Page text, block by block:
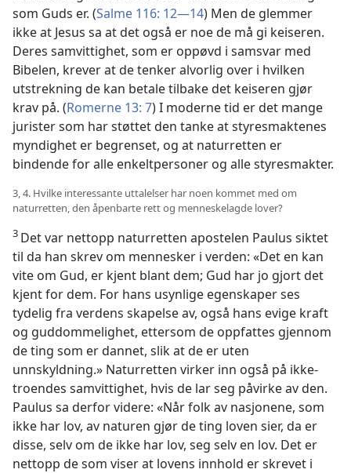
som Guds er. (Salme 116: 12—14) Men de glemmer
ikke at Jesus sa at det også er noe de må gi keiseren.
Deres samvittighet, som er oppøvd i samsvar med
Bibelen, krever at de tenker alvorlig over i hvilken
utstrekning de kan betale tilbake det keiseren gjør
krav på. (Romerne 13: 7) I moderne tid er det mange
jurister som har støttet den tanke at styresmaktenes
myndighet er begrenset, og at naturretten er
bindende for alle enkeltpersoner og alle styresmakter.
3, 4. Hvilke interessante uttalelser har noen kommet med om
naturretten, den åpenbarte rett og menneskelagde lover?
3 Det var nettopp naturretten apostelen Paulus siktet
til da han skrev om mennesker i verden: «Det en kan
vite om Gud, er kjent blant dem; Gud har jo gjort det
kjent for dem. For hans usynlige egenskaper ses
tydelig fra verdens skapelse av, også hans evige kraft
og guddommelighet, ettersom de oppfattes gjennom
de ting som er dannet, slik at de er uten
unnskyldning.» Naturretten virker inn også på ikke-
troendes samvittighet, hvis de lar seg påvirke av den.
Paulus sa derfor videre: «Når folk av nasjonene, som
ikke har lov, av naturen gjør de ting loven sier, da er
disse, selv om de ikke har lov, seg selv en lov. Det er
nettopp de som viser at lovens innhold er skrevet i